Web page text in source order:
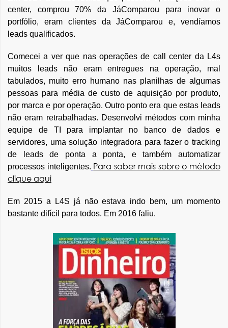
center, comprou 70% da JáComparou para inovar o
portfólio, eram clientes da JáComparou e, vendíamos
leads qualificados.
Comecei a ver que nas operações de call center da L4s
muitos leads não eram entregues na operação, mal
tabulados, muito erro humano nas planilhas de algumas
pessoas para média de custo de aquisição por produto,
por marca e por operação. Outro ponto era que estas leads
não eram retrabalhadas. Desenvolvi métodos com minha
equipe de TI para implantar no banco de dados e
servidores, uma solução integradora para fazer o tracking
de leads de ponta a ponta, e também automatizar
processos inteligentes. Para saber mais sobre o método
clique aqui
Em 2015 a L4S já não estava indo bem, um momento
bastante difícil para todos. Em 2016 faliu.